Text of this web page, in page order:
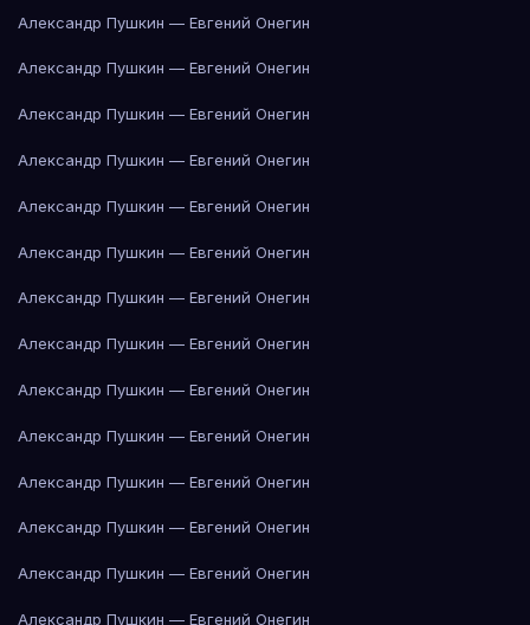
Александр Пушкин — Евгений Онегин
Александр Пушкин — Евгений Онегин
Александр Пушкин — Евгений Онегин
Александр Пушкин — Евгений Онегин
Александр Пушкин — Евгений Онегин
Александр Пушкин — Евгений Онегин
Александр Пушкин — Евгений Онегин
Александр Пушкин — Евгений Онегин
Александр Пушкин — Евгений Онегин
Александр Пушкин — Евгений Онегин
Александр Пушкин — Евгений Онегин
Александр Пушкин — Евгений Онегин
Александр Пушкин — Евгений Онегин
Александр Пушкин — Евгений Онегин